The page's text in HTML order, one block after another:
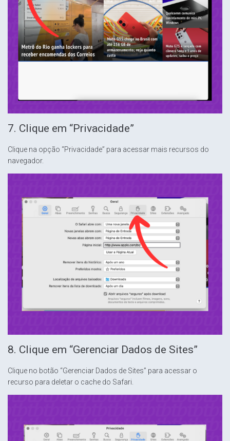
7. Clique em “Privacidade”
Clique na opção “Privacidade” para acessar mais recursos do
navegador.
8. Clique em “Gerenciar Dados de Sites”
Clique no botão “Gerenciar Dados de Sites” para acessar o
recurso para deletar o cache do Safari.